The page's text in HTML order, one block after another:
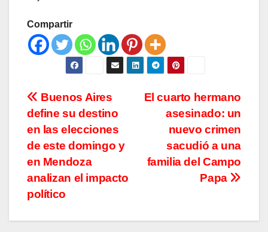
Compartir
Navegación
de
entradas
El cuarto hermano
asesinado: un
nuevo crimen
sacudió a una
familia del Campo
Papa
Buenos Aires
define su destino
en las elecciones
de este domingo y
en Mendoza
analizan el impacto
político